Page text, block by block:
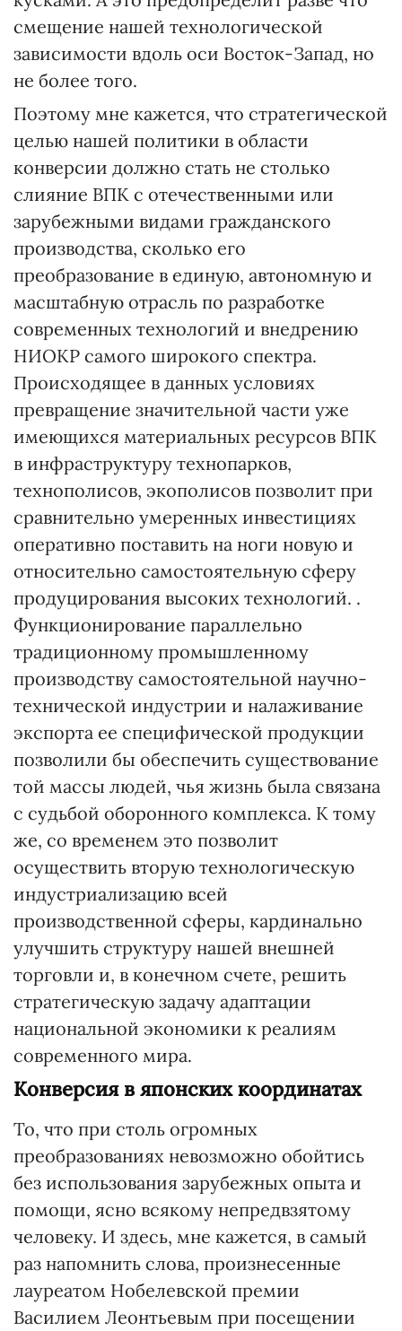
смещение нашей технологической
зависимости вдоль оси Восток-Запад, но
не более того.
Поэтому мне кажется, что стратегической
целью нашей политики в области
конверсии должно стать не столько
слияние ВПК с отечественными или
зарубежными видами гражданского
производства, сколько его
преобразование в единую, автономную и
масштабную отрасль по разработке
современных технологий и внедрению
НИОКР самого широкого спектра.
Происходящее в данных условиях
превращение значительной части уже
имеющихся материальных ресурсов ВПК
в инфраструктуру технопарков,
технополисов, экополисов позволит при
сравнительно умеренных инвестициях
оперативно поставить на ноги новую и
относительно самостоятельную сферу
продуцирования высоких технологий. .
Функционирование параллельно
традиционному промышленному
производству самостоятельной научно-
технической индустрии и налаживание
экспорта ее специфической продукции
позволили бы обеспечить существование
той массы людей, чья жизнь была связана
с судьбой оборонного комплекса. К тому
же, со временем это позволит
осуществить вторую технологическую
индустриализацию всей
производственной сферы, кардинально
улучшить структуру нашей внешней
торговли и, в конечном счете, решить
стратегическую задачу адаптации
национальной экономики к реалиям
современного мира.
Конверсия в японских координатах
То, что при столь огромных
преобразованиях невозможно обойтись
без использования зарубежных опыта и
помощи, ясно всякому непредвзятому
человеку. И здесь, мне кажется, в самый
раз напомнить слова, произнесенные
лауреатом Нобелевской премии
Василием Леонтьевым при посещении